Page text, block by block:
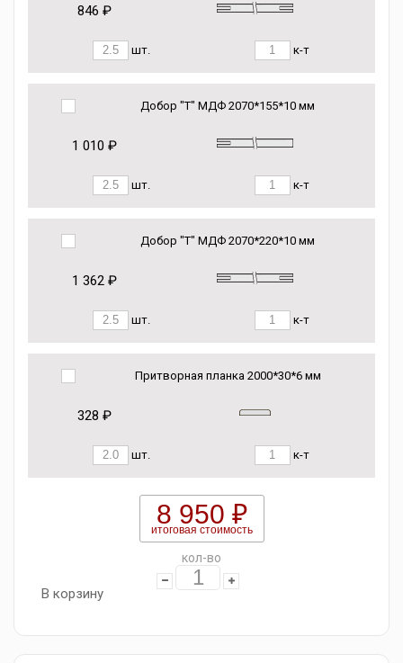
846 ₽
шт. к-т
Добор "Т" МДФ 2070*155*10 мм
1 010 ₽
шт. к-т
Добор "Т" МДФ 2070*220*10 мм
1 362 ₽
шт. к-т
Притворная планка 2000*30*6 мм
328 ₽
шт. к-т
8 950 ₽
итоговая стоимость
кол-во
В корзину